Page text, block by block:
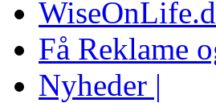
Få Reklame
Nyheder |